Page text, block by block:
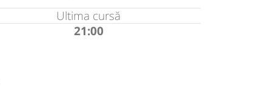
Ultima cursă
21:00